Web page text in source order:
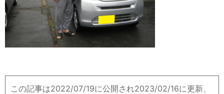
この記事は2022/07/19に公開され2023/02/16に更新、